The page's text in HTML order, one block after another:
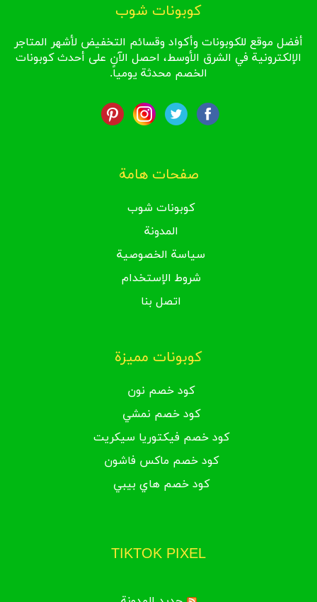
كوبونات شوب
أفضل موقع للكوبونات وأكواد وقسائم التخفيض لأشهر المتاجر
الإلكترونية في الشرق الأوسط، احصل الآن على أحدث كوبونات
الخصم محدثة يومياً.
صفحات هامة
كوبونات شوب
المدونة
سياسة الخصوصية
شروط الإستخدام
اتصل بنا
كوبونات مميزة
كود خصم نون
كود خصم نمشي
كود خصم فيكتوريا سيكريت
كود خصم ماكس فاشون
كود خصم هاي بيبي
TIKTOK PIXEL